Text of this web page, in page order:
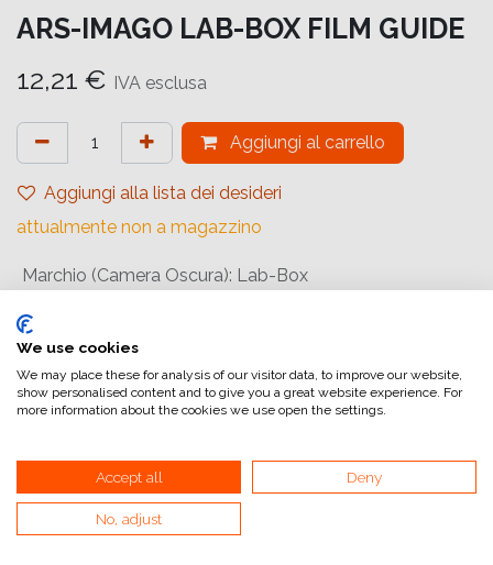
ARS-IMAGO LAB-BOX FILM GUIDE
12,21 € IVA esclusa
Aggiungi al carrello
Aggiungi alla lista dei desideri
attualmente non a magazzino
Marchio (Camera Oscura): Lab-Box
Riferimento interno:
Collegamenti utili
We use cookies
We may place these for analysis of our visitor data, to improve our website,
show personalised content and to give you a great website experience. For
more information about the cookies we use open the settings.
Accept all Deny
No, adjust